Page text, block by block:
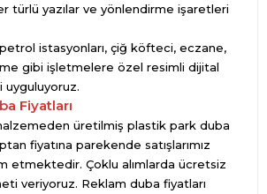
türlü yazılar ve yönlendirme işaretleri
istasyonları, çiğ köfteci, eczane,
gibi işletmelere özel resimli dijital
uyguluyoruz.
Fiyatları
üretilmiş plastik park duba
fiyatına parekende satışlarımız
etmektedir. Çoklu alımlarda ücretsiz
veriyoruz. Reklam duba fiyatları